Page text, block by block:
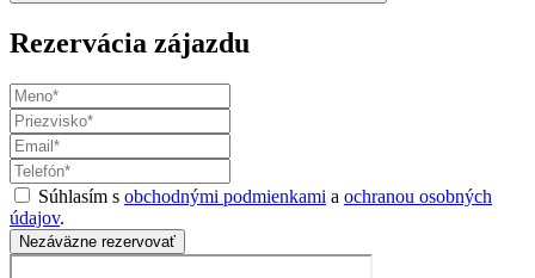
Rezervácia zájazdu
Súhlasím s obchodnými podmienkami a ochranou osobných
údajov.
Nezáväzne rezervovať